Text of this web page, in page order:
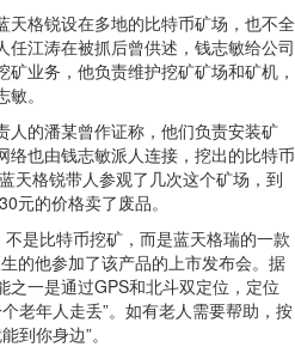
格锐设在多地的比特币矿场，也不全
江涛在被抓后曾供述，钱志敏给公司
业务，他负责维护挖矿矿场和矿机，
。
的潘某曾作证称，他们负责安装矿
络也由钱志敏派人连接，挖出的比特币
天格锐带人参观了几次这个矿场，到
元的价格卖了废品。
是比特币挖矿，而是蓝天格瑞的一款
的他参加了该产品的上市发布会。据
之一是通过GPS和北斗双定位，定位
老年人走丢”。如有老人需要帮助，按
到你身边”。